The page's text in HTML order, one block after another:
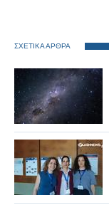
ΣΧΕΤΙΚΑ ΑΡΘΡΑ